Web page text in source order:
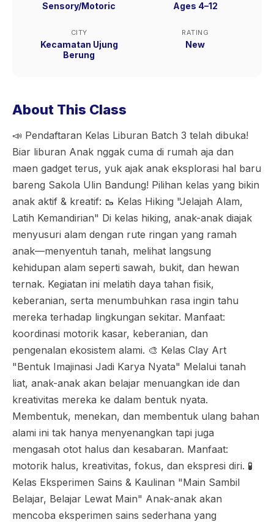
Sensory/Motoric Ages 4–12
CITY
Kecamatan Ujung
Berung
RATING
New
About This Class
📣 Pendaftaran Kelas Liburan Batch 3 telah dibuka!
Biar liburan Anak nggak cuma di rumah aja dan
maen gadget terus, yuk ajak anak eksplorasi hal baru
bareng Sakola Ulin Bandung! Pilihan kelas yang bikin
anak aktif & kreatif: 🥾 Kelas Hiking "Jelajah Alam,
Latih Kemandirian" Di kelas hiking, anak-anak diajak
menyusuri alam dengan rute ringan yang ramah
anak—menyentuh tanah, melihat langsung
kehidupan alam seperti sawah, bukit, dan hewan
ternak. Kegiatan ini melatih daya tahan fisik,
keberanian, serta menumbuhkan rasa ingin tahu
mereka terhadap lingkungan sekitar. Manfaat:
koordinasi motorik kasar, keberanian, dan
pengenalan ekosistem alami. 🎨 Kelas Clay Art
"Bentuk Imajinasi Jadi Karya Nyata" Melalui tanah
liat, anak-anak akan belajar menuangkan ide dan
kreativitas mereka ke dalam bentuk nyata.
Membentuk, menekan, dan membentuk ulang bahan
alami ini tak hanya menyenangkan tapi juga
mengasah otot halus dan kesabaran. Manfaat:
motorik halus, kreativitas, fokus, dan ekspresi diri. 🧪
Kelas Eksperimen Sains & Kaulinan "Main Sambil
Belajar, Belajar Lewat Main" Anak-anak akan
mencoba eksperimen sains sederhana yang